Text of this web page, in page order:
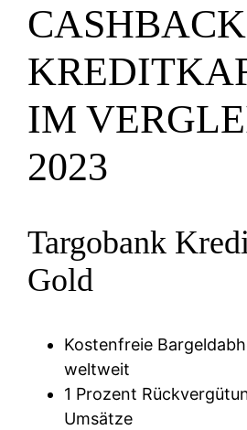
CASHBACK
IM
2023
Targobank
Gold
Kostenfreie
weltweit
1 Prozent
Umsätze